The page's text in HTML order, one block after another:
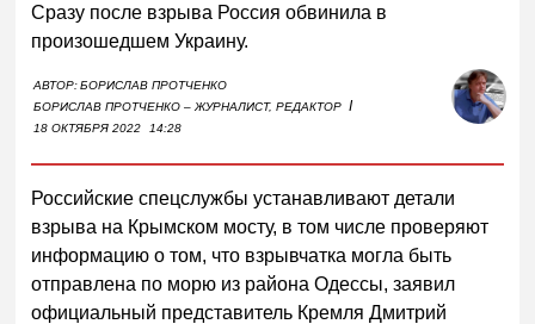
Сразу после взрыва Россия обвинила в
произошедшем Украину.
АВТОР:БОРИСЛАВ ПРОТЧЕНКО
БОРИСЛАВ ПРОТЧЕНКО – ЖУРНАЛИСТ, РЕДАКТОР I
18 ОКТЯБРЯ 2022 14:28
Российские спецслужбы устанавливают детали
взрыва на Крымском мосту, в том числе проверяют
информацию о том, что взрывчатка могла быть
отправлена по морю из района Одессы, заявил
официальный представитель Кремля Дмитрий